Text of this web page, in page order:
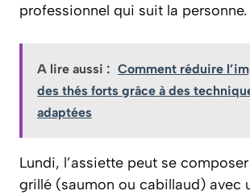
professionnel qui suit la personne.
A lire aussi : Comment réduire
des thés forts grâce à des
adaptées
Lundi, l’assiette peut se
grillé (saumon ou cabillaud) avec